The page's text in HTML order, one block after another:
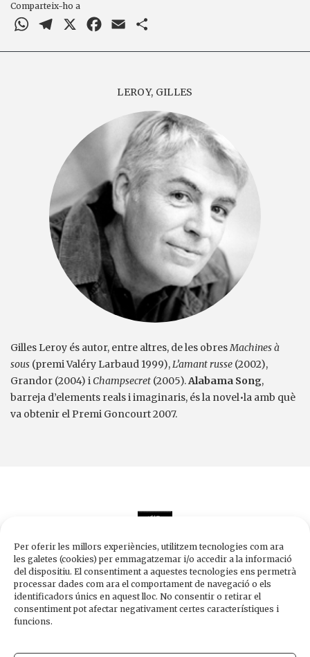
Per oferir les millors experiències, utilitzem tecnologies com ara
les galetes (cookies) per emmagatzemar i/o accedir a la informació
del dispositiu. El consentiment a aquestes tecnologies ens permetrà
processar dades com ara el comportament de navegació o els
identificadors únics en aquest lloc. No consentir o retirar el
consentiment pot afectar negativament certes característiques i
funcions.
Comparteix-ho a
WhatsAppTelegram Facebook
Email
LEROY, GILLES
Gilles Leroy és autor, entre altres, de les obresMachines à
sous (premi Valéry Larbaud 1999),L’amant russe (2002),
Grandor (2004) iChampsecret (2005).Alabama Song,
barreja d’elements reals i imaginaris, és la novel•la amb què
va obtenir el Premi Goncourt 2007.
Edicions de 1984
Carrer Trafalgar, 10, 2n-2a A
Fax 934 854 375